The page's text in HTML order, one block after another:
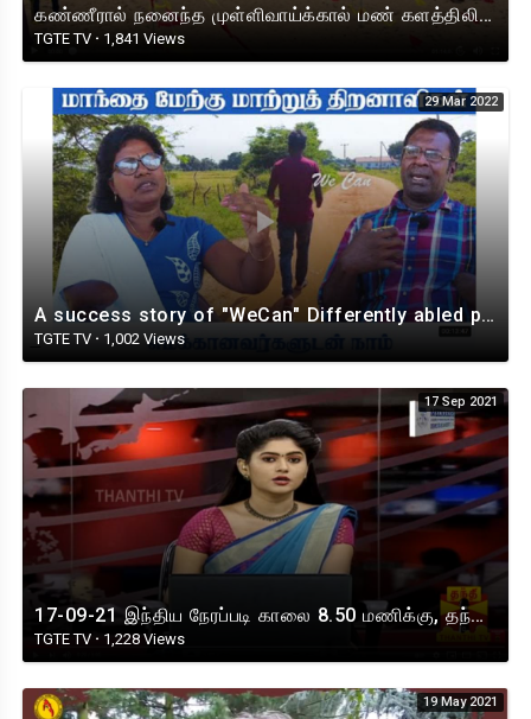
கண்ணீரால் நனைந்த முள்ளிவாய்க்கால் மண் களத்திலிருந்து நேரலையாக
TGTE TV · 1,841 Views
29 Mar 2022
A success story of "WeCan" Differently abled people Association.
TGTE TV · 1,002 Views
17 Sep 2021
17-09-21 இந்திய நேரப்படி காலை 8.50 மணிக்கு, தந்தி.டி.வி.யில், " செய்தி சொல்லும் சேதி"
TGTE TV · 1,228 Views
19 May 2021